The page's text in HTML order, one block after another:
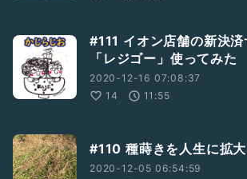
#111 イオン店舗の新決済
「レジゴー」使ってみた
2020-12-16 07:08:37
14
11:55
#110 種蒔きを人生に拡
2020-12-05 06:54:59